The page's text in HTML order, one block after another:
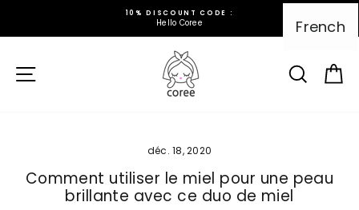
stocké
déc. 18, 2020
Comment utiliser le miel pour une peau
brillante avec ce duo de miel
French